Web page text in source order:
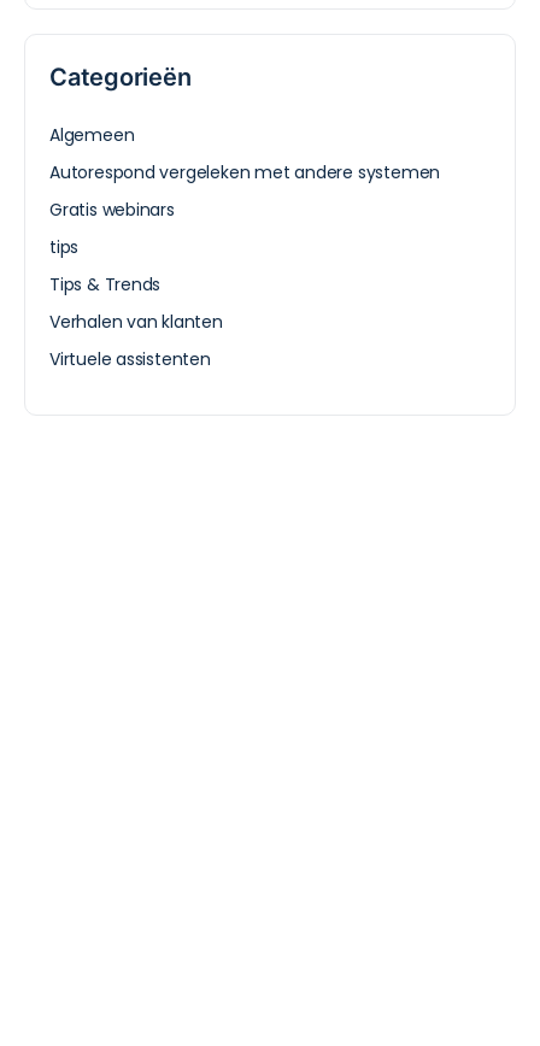
Categorieën
Algemeen
Autorespond vergeleken met andere systemen
Gratis webinars
tips
Tips & Trends
Verhalen van klanten
Virtuele assistenten